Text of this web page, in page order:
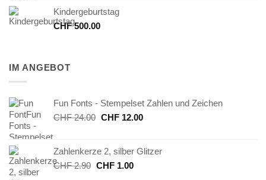
Kindergeburtstag
CHF500.00
IM ANGEBOT
Fun Fonts - Stempelset Zahlen und Zeichen
CHF24.00 Ursprünglicher
CHF 24.00
CHF12.00Aktueller
CHF 12.00.
Zahlenkerze 2, silber Glitzer
CHF2.90 Ursprünglicher
CHF1.00Aktueller